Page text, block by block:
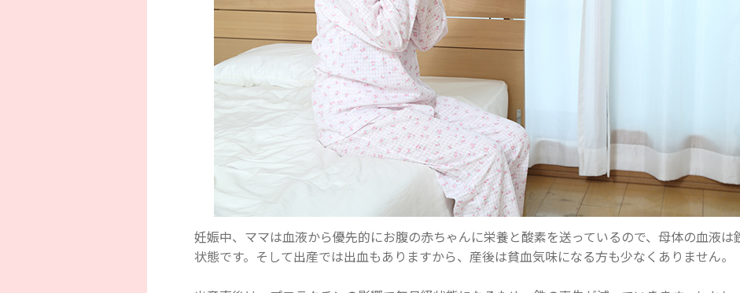
妊娠中、ママは血液から優先的にお腹の赤ちゃんに栄養と酸素を送っているので、母体の血液は
状態です。そして出産では出血もありますから、産後は貧血気味になる方も少なくありません。